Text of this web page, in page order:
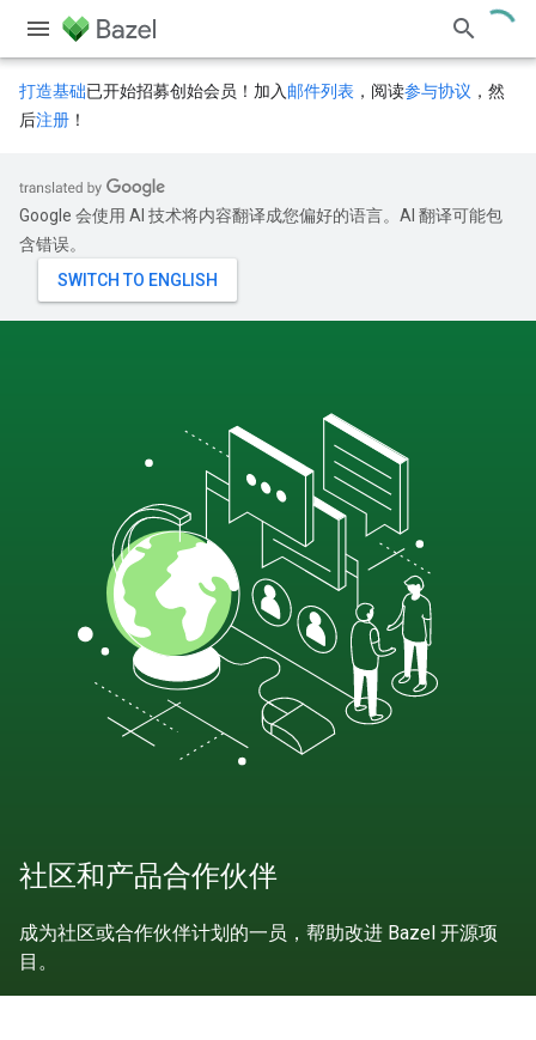
打造基础已开始招募创始会员！加入 邮件列表 ，阅读参与协议 ，然
后注册 ！
Google 会使用 AI 技术将内容翻译成您偏好的语言。AI 翻译可能包
含错误。
社区和产品合作伙伴
成为社区或合作伙伴计划的一员，帮助改进 Bazel 开源项
目。